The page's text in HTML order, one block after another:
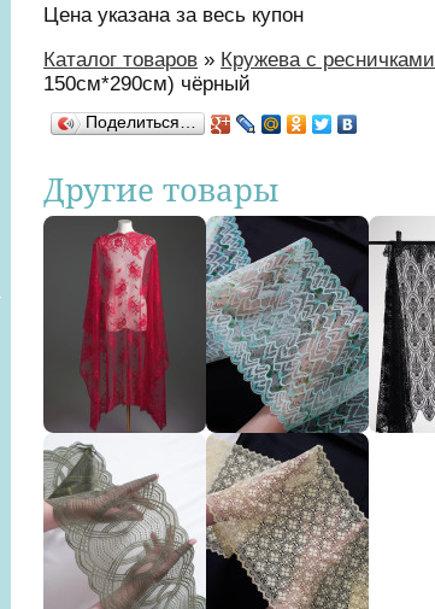
Цена указана за весь купон
Вы здесь
Каталог товаров » Кружева с ресничками
150см*290см) чёрный
Поделиться…
Другие товары